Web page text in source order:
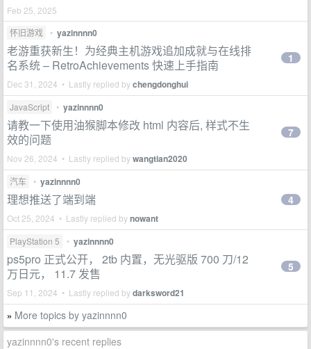
Feb 25, 2025
怀旧游戏
• yazinnnn0
老游重获新生！为经典主机游戏追加成就与在线排
名系统 – RetroAchievements 快速上手指南
Dec 31, 2024 • Lastly replied bychengdonghui
1
JavaScript • yazinnnn0
请教一下使用油猴脚本修改 html 内容后, 样式不生
效的问题
Nov 26, 2024 • Lastly replied bywangtian2020
7
汽车 • yazinnnn0
理想推送了端到端
Oct 25, 2024 • Lastly replied bynowant
4
PlayStation 5 • yazinnnn0
ps5pro 正式公开， 2tb 内置，无光驱版 700 刀/12
万日元， 11.7 发售
Sep 11, 2024 • Lastly replied bydarksword21
5
» More topics by yazinnnn0
yazinnnn0's recent replies